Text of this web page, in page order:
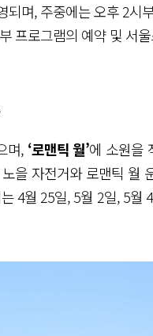
되며, 주중에는 오후 2시
프로그램의 예약 및 서
며, ‘로맨틱 월’에 소원을
을 자전거와 로맨틱 월
4월 25일, 5월 2일, 5